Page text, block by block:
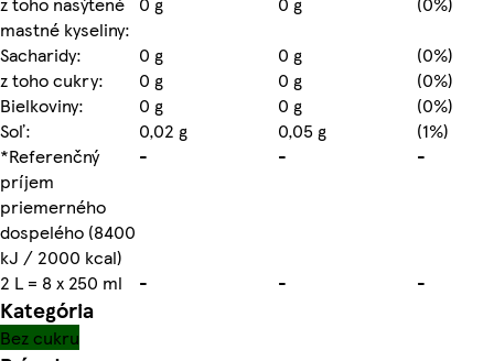
mastné kyseliny:
Sacharidy:
0 g 0 g
(0%)
z toho cukry:
0 g 0 g
(0%)
Bielkoviny:
0 g 0 g
(0%)
Soľ:
0,02 g 0,05 g
(1%)
*Referenčný
príjem
priemerného
dospelého (8400
kJ / 2000 kcal)
- - -
2 L = 8 x 250 ml - - -
Kategória
Bez cukru